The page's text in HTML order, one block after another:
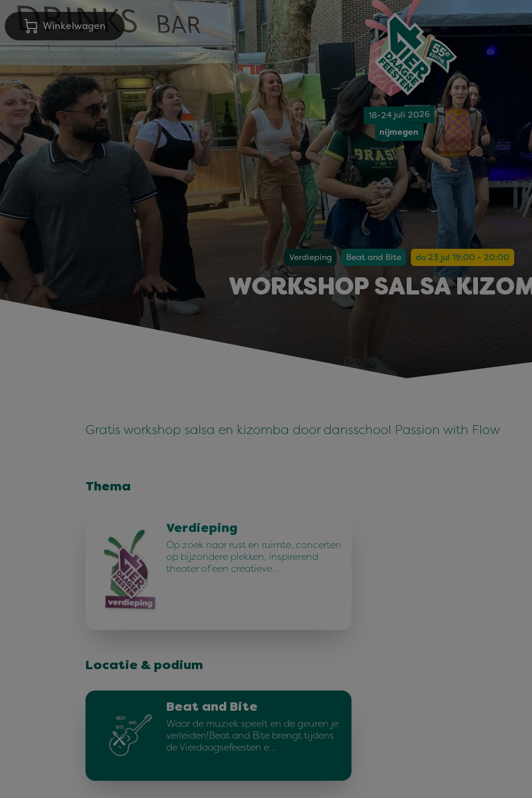
Winkelwagen
18-24 juli 2026
nijmegen
Verdieping Beat and Bite do 23 jul 19:00 - 20:00
WORKSHOP SALSA
Gratis workshop salsa en kizomba door dansschool Passion with Flow
Thema
Verdieping
Op zoek naar rust en ruimte, concerten
op bijzondere plekken, inspirerend
theater of een creatieve …
Locatie & podium
Beat and Bite
Waar de muziek speelt en de geuren je
verleiden!Beat and Bite brengt tijdens
de Vierdaagsefeesten e…